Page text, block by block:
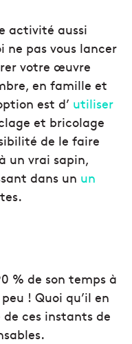
activité aussi
ne pas vous lancer
votre œuvre
en famille et
est d’ utiliser
et bricolage
de le faire
un vrai sapin,
dans un un
% de son temps à
! Quoi qu’il en
ces instants de